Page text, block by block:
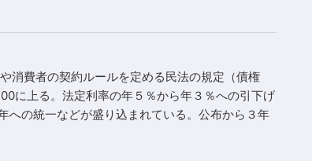
消費者の契約ルールを定める民法の規定（債権
に上る。法定利率の年５％から年３％への引下げ
への統一などが盛り込まれている。公布から３年